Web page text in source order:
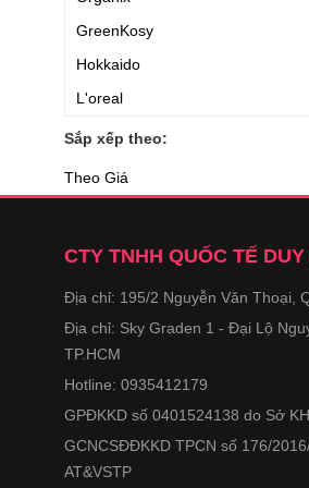
GreenKosy
Hokkaido
L'oreal
OGX
Clear
Botanist
Lion
Genie
Head and Shoulders
Sắp xếp theo:
Theo Giá
CTY TNHH QUỐC TẾ
Địa chỉ: 195/2 Nguyễn Văn Thoại,
Địa chỉ: Sky Graden 1 - Đại Lộ
TP.HCM
Hotline: 0935412179
GPĐKKD số 0401524138 do Sở
GCNCSĐĐKKD TPCN số 176/
AT&VSTP